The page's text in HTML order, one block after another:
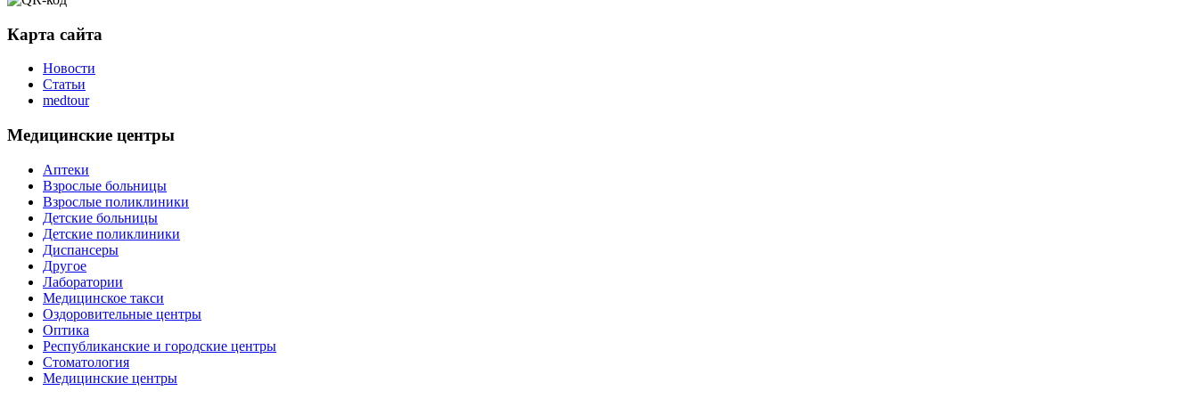
Карта сайта
Новости
Статьи
medtour
Медицинские центры
Аптеки
Взрослые больницы
Взрослые поликлиники
Детские больницы
Детские поликлиники
Диспансеры
Другое
Лаборатории
Медицинское такси
Оздоровительные центры
Оптика
Республиканские и городские центры
Стоматология
Медицинские центры